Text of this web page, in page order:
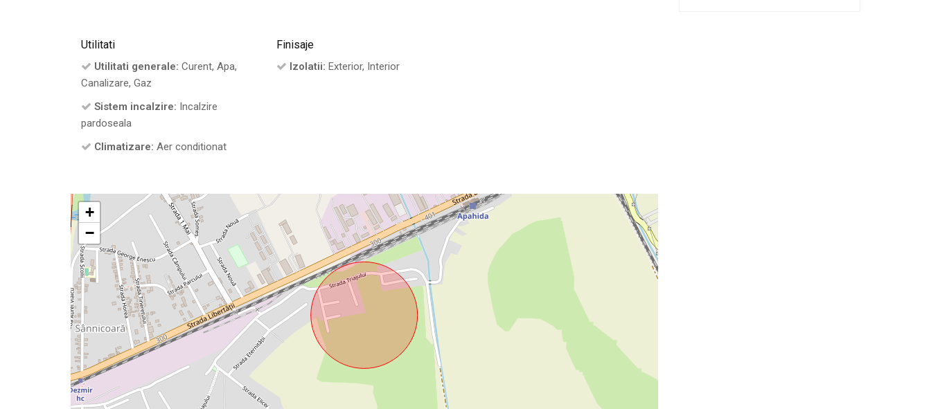
Utilitati
Utilitati generale: Curent, Apa,
Canalizare, Gaz
Sistem incalzire: Incalzire
pardoseala
Climatizare: Aer conditionat
Finisaje
Izolatii: Exterior, Interior
+
−